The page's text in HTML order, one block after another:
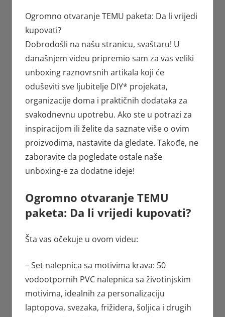
Ogromno otvaranje TEMU paketa: Da li vrijedi
kupovati?
Dobrodošli na našu stranicu, svaštaru! U
današnjem videu pripremio sam za vas veliki
unboxing raznovrsnih artikala koji će
oduševiti sve ljubitelje DIY* projekata,
organizacije doma i praktičnih dodataka za
svakodnevnu upotrebu. Ako ste u potrazi za
inspiracijom ili želite da saznate više o ovim
proizvodima, nastavite da gledate. Takođe, ne
zaboravite da pogledate ostale naše
unboxing-e za dodatne ideje!
Ogromno otvaranje TEMU
paketa: Da li vrijedi kupovati?
Šta vas očekuje u ovom videu:
– Set nalepnica sa motivima krava: 50
vodootpornih PVC nalepnica sa životinjskim
motivima, idealnih za personalizaciju
laptopova, svezaka, frižidera, šoljica i drugih